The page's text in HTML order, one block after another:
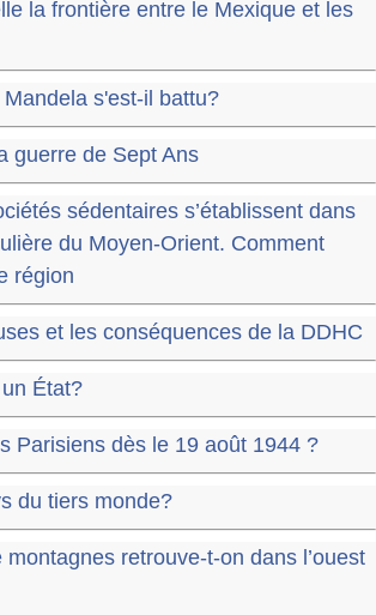
la frontière entre le Mexique et les
s'est-il battu?
guerre de Sept Ans
sédentaires s’établissent dans
du Moyen-Orient. Comment
région
et les conséquences de la DDHC
État?
Parisiens dès le 19 août 1944 ?
du tiers monde?
retrouve-t-on dans l’ouest